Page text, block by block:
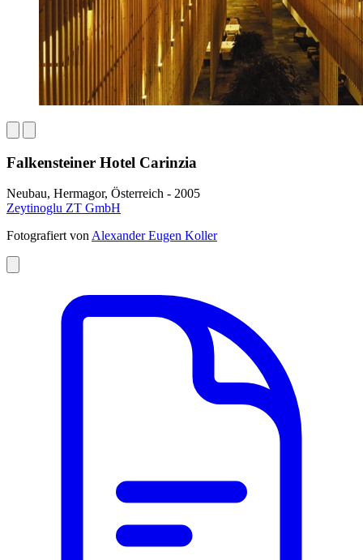
Falkensteiner Hotel Carinzia
Neubau, Hermagor, Österreich - 2005
Zeytinoglu ZT GmbH
Fotografiert vonAlexander Eugen Koller